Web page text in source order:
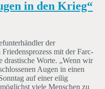
in den Krieg“
der
mit der Farc-
drastische Worte. „Wenn wir
Augen in einen
auf einer eilig
viele Menschen zu